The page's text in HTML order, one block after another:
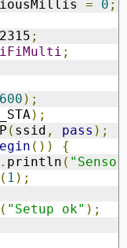
= 0 ;
;
;
);
);
( ssid , pass );
())
{
. println (
( 1 );
( "Setup ok" );